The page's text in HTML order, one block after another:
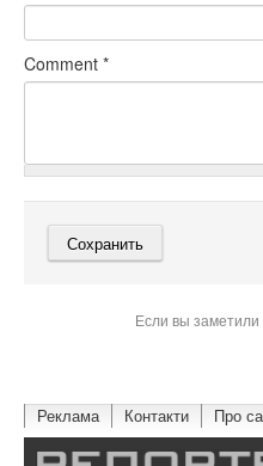
Comment *
Если вы
Реклама Контакти Про